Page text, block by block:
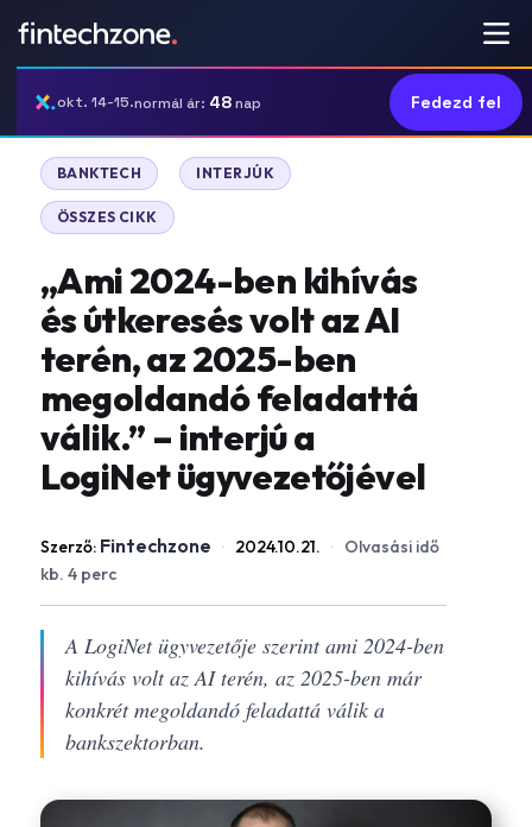
okt. 14-15.normál ár: 48nap Fedezd fel
BANKTECH | INTERJÚK
ÖSSZES CIKK
,,Ami 2024-ben kihívás
és útkeresés volt az AI
terén, az 2025-ben
megoldandó feladattá
válik.” – interjú a
LogiNet ügyvezetőjével
Szerző: Fintechzone · 2024.10.21. · Olvasási idő
kb. 4 perc
A LogiNet ügyvezetője szerint ami 2024-ben
kihívás volt az AI terén, az 2025-ben már
konkrét megoldandó feladattá válik a
bankszektorban.